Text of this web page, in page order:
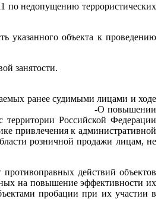
недопущению террористических
объекта к проведению
их досуговой занятости.
ранее судимыми лицами и ходе
работам. -О повышении
Российской Федерации
к административной
розничной продажи лицам, не
действий объектов
эффективности их
пробации при их участии в